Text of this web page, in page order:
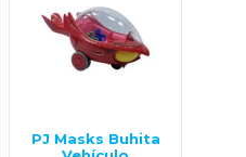
PJ Masks Buhita